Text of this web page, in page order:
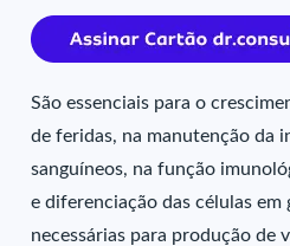
São essenciais para o
de feridas, na manutenção da
sanguíneos, na função
e diferenciação das células em
necessárias para produção de